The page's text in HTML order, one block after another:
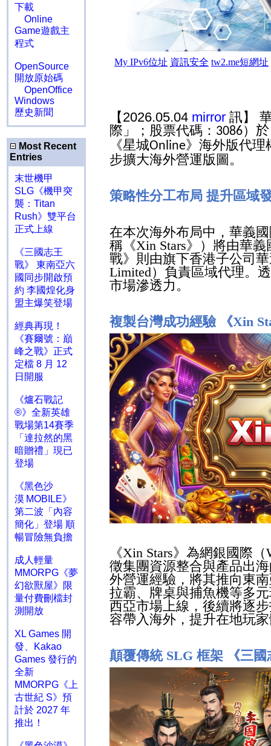
下載
Online
Game遊戲主
程式
OpenSource
開放原始碼
OpenOffice
Windows
歷史新聞
Most Recent
Entries
末世機甲
SLG《機甲突
襲：Titan
Rush》雙平台
正式上線
《三國志王
戰》 東南亞六
國同步開啟預
約 李國煌化身
盟主爆笑登場
經典再現！
《賽爾號：巔
峰之戰》正式
定檔 8 月 12
日開服
《爐石戰記
®》全新英雄
戰場第14賽季
「達拉然的黑
暗贈禮」現已
登場
《黑色沙
漠 MOBILE》
第二波「內容
簡化」登場 順
暢冒險無負擔
成人輕量
MMORPG《夢
幻欲獸屋》限
量付費刪檔封
測開放
XL Games 開
發、Kakao
Games 發行的
全新
MMORPG《上
古世紀 S》預
計於 2027 年
推出！
【2026.05.04 mirror 訊】
際」；股票代碼： 3086） 於
《星城Online》海外版代理
步擴大海外營運版圖。
策略性分工布局 提升區域
在本次海外布局中，華義
稱《Xin Stars》）將由華
戰》則由旗下香港子公司
Limited）負責區域代理。
市場滲透力。
複製台灣成功經驗 《Xin
《Xin Stars》為網銀國際（
徵集團資源整合與產品出
外營運經驗，將其推向東
拉霸、牌桌與捕魚機等多
西亞市場上線，後續將逐
容帶入海外，提升在地玩
顛覆傳統 SLG 框架 《三國